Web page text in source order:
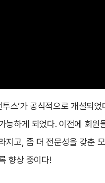
스’가 공식적으로 개설되
하게 되었다. 이전에 회원
고, 좀 더 전문성을 갖춘
향상 중이다!